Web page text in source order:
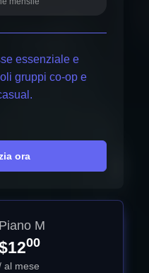
essenziale e
gruppi co-op e
ora
Piano M
00
al mese